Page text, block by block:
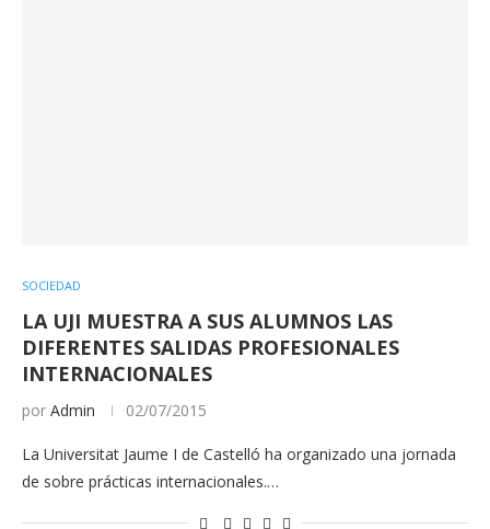
SOCIEDAD
LA UJI MUESTRA A SUS ALUMNOS LAS
DIFERENTES SALIDAS PROFESIONALES
INTERNACIONALES
por Admin 02/07/2015
La Universitat Jaume I de Castelló ha organizado una jornada
de sobre prácticas internacionales.…